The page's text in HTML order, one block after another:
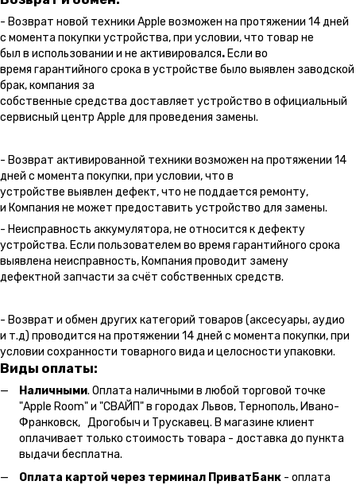
- Возврат новой техники Apple возможен на протяжении 14 дней
с момента покупки устройства, при условии, что товар не
был в использовании и не активировался. Если во
время гарантийного срока в устройстве было выявлен заводской
брак, компания за
собственные средства доставляет устройство в официальный
сервисный центр Apple для проведения замены.
- Возврат активированной техники возможен на протяжении 14
дней с момента покупки, при условии, что в
устройстве выявлен дефект, что не поддается ремонту,
и Компания не может предоставить устройство для замены.
- Неисправность аккумулятора, не относится к дефекту
устройства. Если пользователем во время гарантийного срока
выявлена неисправность, Компания проводит замену
дефектной запчасти за счёт собственных средств.
- Возврат и обмен других категорий товаров (аксесуары, аудио
и т.д) проводится на протяжении 14 дней с момента покупки, при
условии сохранности товарного вида и целосности упаковки.
Виды оплаты:
Наличными. Оплата наличными в любой торговой точке
"Apple Room" и "СВАЙП" в городах Львов, Тернополь, Ивано-
Франковск, Дрогобыч и Трускавец. В магазине клиент
оплачивает только стоимость товара - доставка до пункта
выдачи бесплатна.
Оплата картой через терминал ПриватБанк - оплата